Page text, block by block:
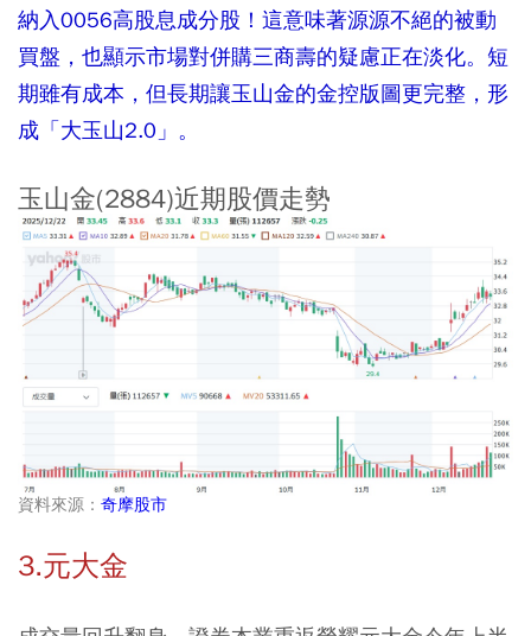
納入0056高股息成分股！這意味著源源不絕的被動
買盤，也顯示市場對併購三商壽的疑慮正在淡化。短
期雖有成本，但長期讓玉山金的金控版圖更完整，形
成「大玉山2.0」。
玉山金(2884)近期股價走勢
資料來源： 奇摩股市
3.元大金